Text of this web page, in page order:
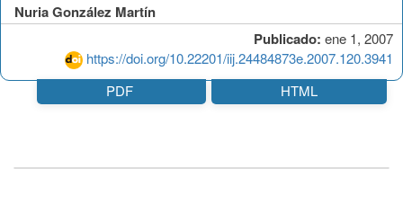
Publicado: ene 1, 2007
https://doi.org/10.22201/iij.24484873e.2007.120.3941
Nuria González Martín
PDF HTML